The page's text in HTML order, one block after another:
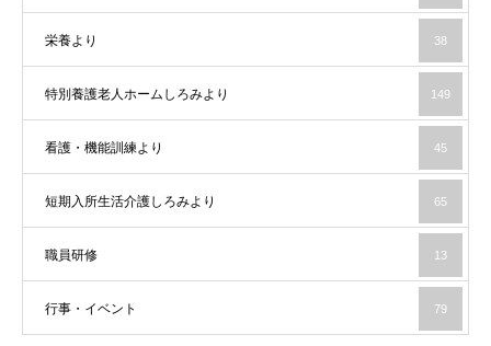
栄養より 38
特別養護老人ホームしろみより 149
看護・機能訓練より 45
短期入所生活介護しろみより 65
職員研修 13
行事・イベント 79